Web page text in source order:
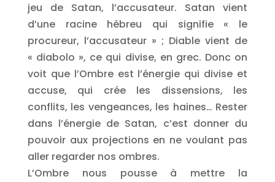
jeu de Satan, l’accusateur. Satan vient
d’une racine hébreu qui signifie « le
procureur, l’accusateur » ; Diable vient de
« diabolo », ce qui divise, en grec. Donc on
voit que l’Ombre est l’énergie qui divise et
accuse, qui crée les dissensions, les
conflits, les vengeances, les haines… Rester
dans l’énergie de Satan, c’est donner du
pouvoir aux projections en ne voulant pas
aller regarder nos ombres.
L’Ombre nous pousse à mettre la